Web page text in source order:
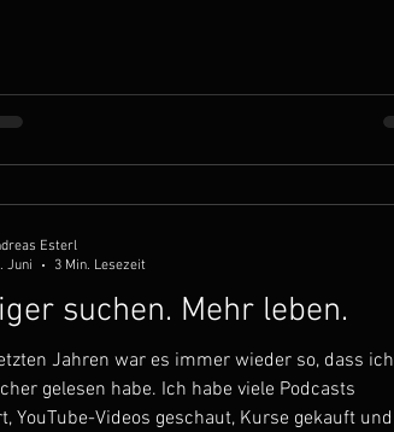
Leben geschieht sehr oft nicht so wie man es
suchen. Mehr leben.
Jahren war es immer wieder so, dass ich
gelesen habe. Ich habe viele Podcasts
YouTube-Videos geschaut, Kurse gekauft und
Esterl
Juni
3 Min. Lesezeit